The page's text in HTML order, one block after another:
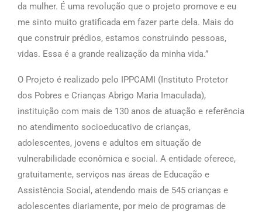
da mulher. É uma revolução que o projeto promove e eu
me sinto muito gratificada em fazer parte dela. Mais do
que construir prédios, estamos construindo pessoas,
vidas. Essa é a grande realização da minha vida.”
O Projeto é realizado pelo IPPCAMI (Instituto Protetor
dos Pobres e Crianças Abrigo Maria Imaculada),
instituição com mais de 130 anos de atuação e referência
no atendimento socioeducativo de crianças,
adolescentes, jovens e adultos em situação de
vulnerabilidade econômica e social. A entidade oferece,
gratuitamente, serviços nas áreas de Educação e
Assistência Social, atendendo mais de 545 crianças e
adolescentes diariamente, por meio de programas de